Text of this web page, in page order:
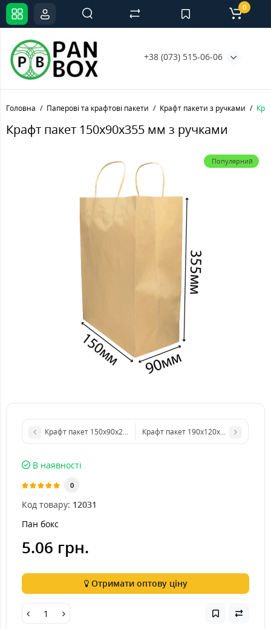
+38 (073) 515-06-06
0
Головна Паперові та крафтові пакети Крафт пакети з ручками
Крафт пакет 150х90х355 мм з ручками
Популярний
Крафт пакет 150х90х240 мм з ручкамиКрафт пакет 190х120х280 мм з
В наявності
0
Код товару: 12031
Пан бокс
5.06 грн.
Отримати оптову ціну